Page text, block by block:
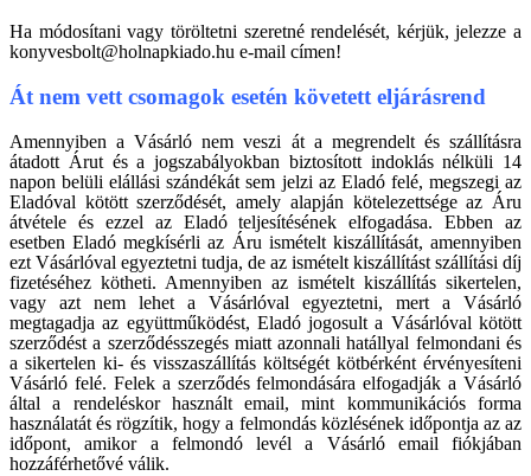
Ha módosítani vagy töröltetni szeretné rendelését, kérjük, jelezze a
konyvesbolt@holnapkiado.hu e-mail címen!
Át nem vett csomagok esetén követett eljárásrend
Amennyiben a Vásárló nem veszi át a megrendelt és szállításra
átadott Árut és a jogszabályokban biztosított indoklás nélküli 14
napon belüli elállási szándékát sem jelzi az Eladó felé, megszegi az
Eladóval kötött szerződését, amely alapján kötelezettsége az Áru
átvétele és ezzel az Eladó teljesítésének elfogadása. Ebben az
esetben Eladó megkísérli az Áru ismételt kiszállítását, amennyiben
ezt Vásárlóval egyeztetni tudja, de az ismételt kiszállítást szállítási díj
fizetéséhez kötheti. Amennyiben az ismételt kiszállítás sikertelen,
vagy azt nem lehet a Vásárlóval egyeztetni, mert a Vásárló
megtagadja az együttműködést, Eladó jogosult a Vásárlóval kötött
szerződést a szerződésszegés miatt azonnali hatállyal felmondani és
a sikertelen ki- és visszaszállítás költségét kötbérként érvényesíteni
Vásárló felé. Felek a szerződés felmondására elfogadják a Vásárló
által a rendeléskor használt email, mint kommunikációs forma
használatát és rögzítik, hogy a felmondás közlésének időpontja az az
időpont, amikor a felmondó levél a Vásárló email fiókjában
hozzáférhetővé válik.